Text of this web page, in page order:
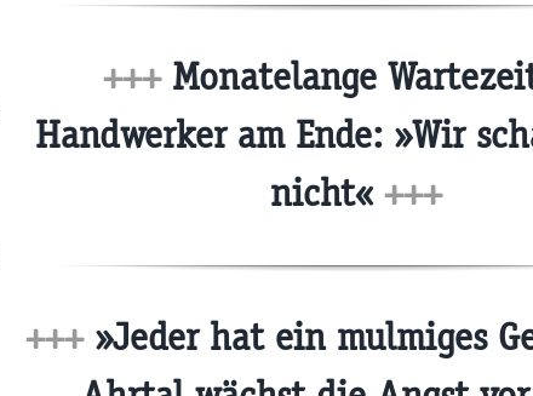
+++Monatelange
Handwerker am Ende: »Wir
nicht« +++
+++»Jeder hat ein mulmiges